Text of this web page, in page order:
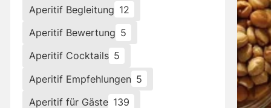
Aperitif Begleitung 12
Aperitif Bewertung 5
Aperitif Cocktails 5
Aperitif Empfehlungen 5
Aperitif für Gäste 139